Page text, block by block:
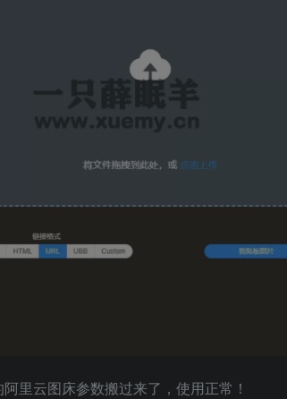
里云图床参数搬过来了，使用正常！